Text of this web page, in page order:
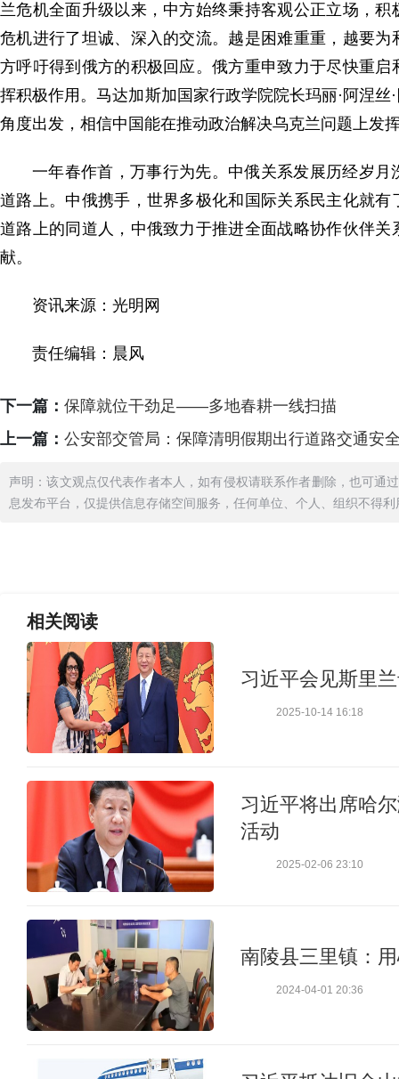
兰危机全面升级以来，中方始终秉持客观公正立场，
危机进行了坦诚、深入的交流。越是困难重重，越要
方呼吁得到俄方的积极回应。俄方重申致力于尽快重
挥积极作用。马达加斯加国家行政学院院长玛丽·阿涅
角度出发，相信中国能在推动政治解决乌克兰问题上发
一年春作首，万事行为先。中俄关系发展历经岁
道路上。中俄携手，世界多极化和国际关系民主化就
道路上的同道人，中俄致力于推进全面战略协作伙伴
献。
资讯来源：光明网
责任编辑：晨风
下一篇： 保障就位干劲足——多地春耕一线扫描
上一篇： 公安部交管局：保障清明假期出行道路交通安
声明：该文观点仅代表作者本人，如有侵权请联系作者删除，也可通
息发布平台，仅提供信息存储空间服务，任何单位、个人、组织不得
相关阅读
习近平会见斯里
2025-10-14 16:18
习近平将出席哈
活动
2025-02-06 23:10
南陵县三里镇：
2024-04-01 20:36